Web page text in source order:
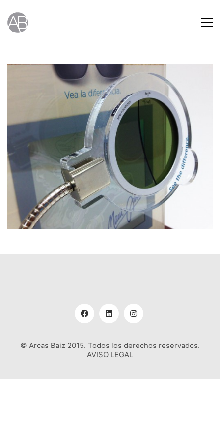
© Arcas Baiz 2015. Todos los derechos reservados.
AVISO LEGAL